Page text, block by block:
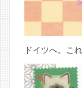
ドイツへ。こ